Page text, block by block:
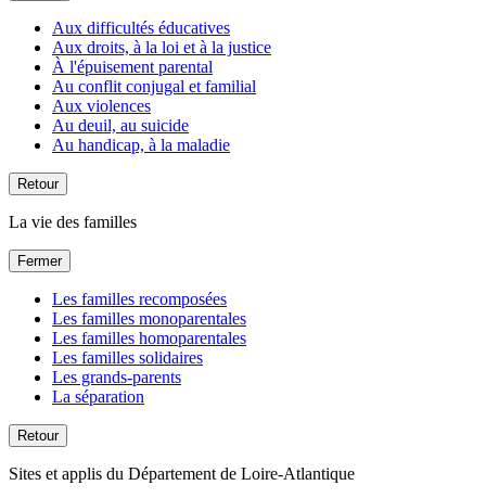
Aux difficultés éducatives
Aux droits, à la loi et à la justice
À l'épuisement parental
Au conflit conjugal et familial
Aux violences
Au deuil, au suicide
Au handicap, à la maladie
Retour
La vie des familles
Fermer
Les familles recomposées
Les familles monoparentales
Les familles homoparentales
Les familles solidaires
Les grands-parents
La séparation
Retour
Sites et applis du Département de Loire-Atlantique